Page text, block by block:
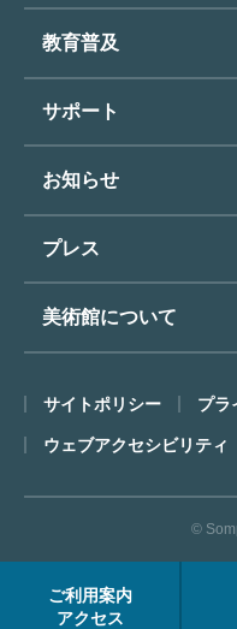
ご利用案内
アクセス
団体のご利用について
バリアフリー／小さな
フロアマップ
ミュージアムショップ
カフェ
展覧会スケジュール
過去の展覧会
コレクショントップ
東郷青児
コレクションハイライ
教育普及
教育普及トップ
オンラインで美術鑑賞
博物館実習について
サポート
よくあるご質問
東郷⻘児作品著作権申請
お知らせ
お知らせトップ
プレス
プレスリリーストップ
美術館について
ごあいさつ
コンセプト
沿革
FACEアーカイブス
サイトポリシー プラ
ウェブアクセシビリティ
©